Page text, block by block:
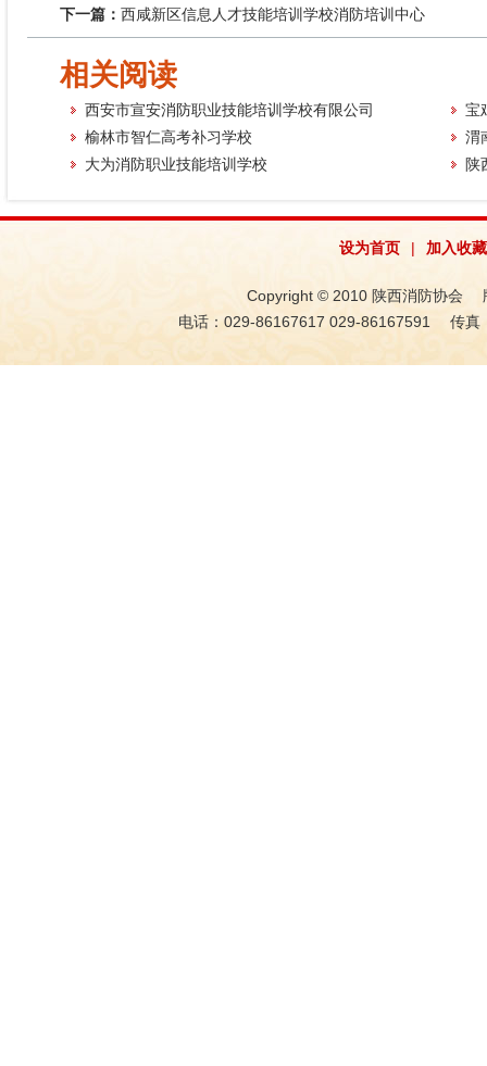
下一篇： 西咸新区信息人才技能培训学校消防培训中心
相关阅读
西安市宣安消防职业技能培训学校有限公司
宝
榆林市智仁高考补习学校
渭
大为消防职业技能培训学校
陕
设为首页 | 加入收藏
Copyright © 2010 陕西消防协会
电话：029-86167617 029-86167591 传